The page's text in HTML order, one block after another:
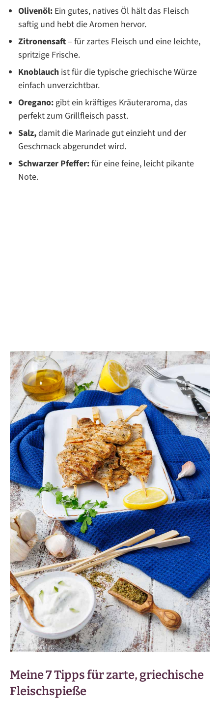
Olivenöl: Ein gutes, natives Öl hält das Fleisch
saftig und hebt die Aromen hervor.
Zitronensaft– für zartes Fleisch und eine leichte,
spritzige Frische.
Knoblauch ist für die typische griechische Würze
einfach unverzichtbar.
Oregano:gibt ein kräftiges Kräuteraroma, das
perfekt zum Grillfleisch passt.
Salz,damit die Marinade gut einzieht und der
Geschmack abgerundet wird.
Schwarzer Pfeffer:für eine feine, leicht pikante
Note.
Meine 7 Tipps für zarte, griechische
Fleischspieße